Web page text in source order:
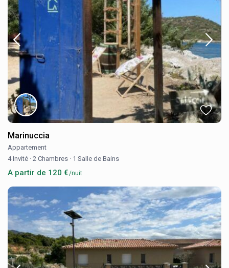
Marinuccia
Appartement
4 Invité · 2 Chambres · 1 Salle de Bains
A partir de 120 €/nuit